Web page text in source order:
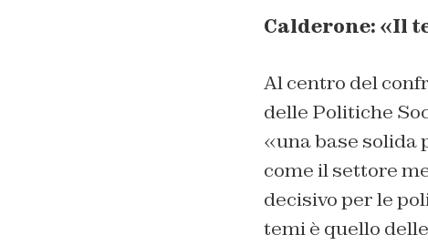
Calderone: «Il
Al centro del
delle Politiche
«una base solida
come il settore
decisivo per le
temi è quello